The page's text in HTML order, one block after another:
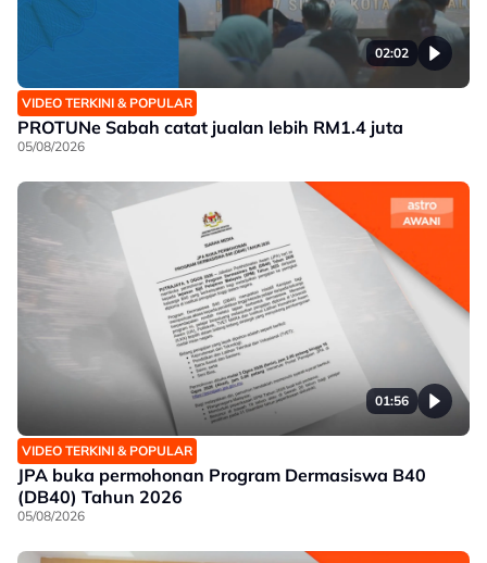
02:02
VIDEO TERKINI & POPULAR
PROTUNe Sabah catat jualan lebih RM1.4 juta
05/08/2026
01:56
VIDEO TERKINI & POPULAR
JPA buka permohonan Program Dermasiswa B40
(DB40) Tahun 2026
05/08/2026